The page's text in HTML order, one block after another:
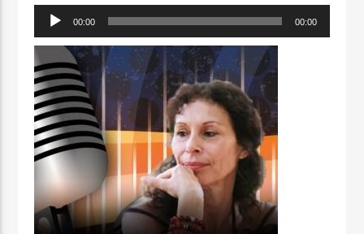
Lecteur
audio
00:00 00:00